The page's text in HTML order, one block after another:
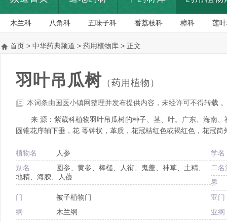
木兰科 八角科 五味子科 番荔枝科 樟科 莲
首页 > 中华药典频道 > 药用植物库 > 正文
羽叶吊瓜树 （药用植物）
本词条由国医小镇网整理并发布提供内容，未经许可不得转载 。
来 源：紫葳科植物羽叶吊瓜树的种子、茎、叶。广东、海南
圆锥花序轴下垂，花 萼钟状，革质，花冠桔红色或褐红色，花冠
植物名 人参
学名
别名
圆参、黄参、棒槌、人衔、鬼盖、神草、土精、
地精、海腴、人葠
二名
界
门
被子植物门
亚门
纲
木兰纲
亚纲